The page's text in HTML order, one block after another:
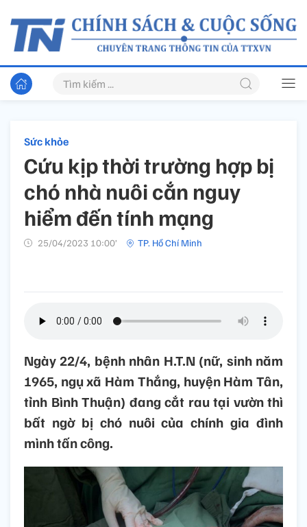
Sức khỏe
Cứu kịp thời trường hợp bị
chó nhà nuôi cắn nguy
hiểm đến tính mạng
25/04/2023 10:00’ TP. Hồ Chí Minh
Ngày 22/4, bệnh nhân H.T.N (nữ, sinh năm
1965, ngụ xã Hàm Thắng, huyện Hàm Tân,
tỉnh Bình Thuận) đang cắt rau tại vườn thì
bất ngờ bị chó nuôi của chính gia đình
mình tấn công.